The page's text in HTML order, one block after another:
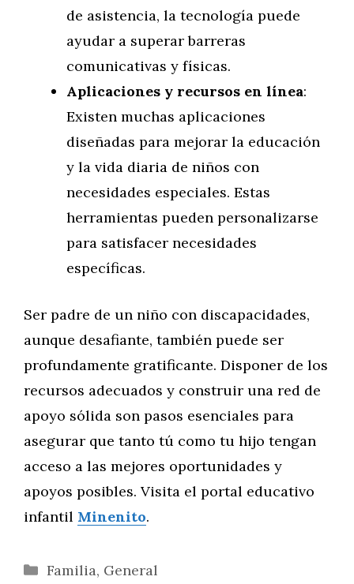
de asistencia, la tecnología puede
ayudar a superar barreras
comunicativas y físicas.
Aplicaciones y recursos en línea:
Existen muchas aplicaciones
diseñadas para mejorar la educación
y la vida diaria de niños con
necesidades especiales. Estas
herramientas pueden personalizarse
para satisfacer necesidades
específicas.
Ser padre de un niño con discapacidades,
aunque desafiante, también puede ser
profundamente gratificante. Disponer de los
recursos adecuados y construir una red de
apoyo sólida son pasos esenciales para
asegurar que tanto tú como tu hijo tengan
acceso a las mejores oportunidades y
apoyos posibles. Visita el portal educativo
infantil Minenito.
Categorías
Familia, General